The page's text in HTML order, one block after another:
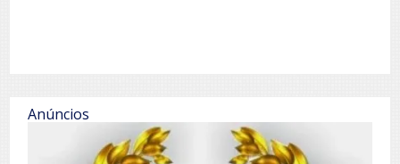
Anúncios